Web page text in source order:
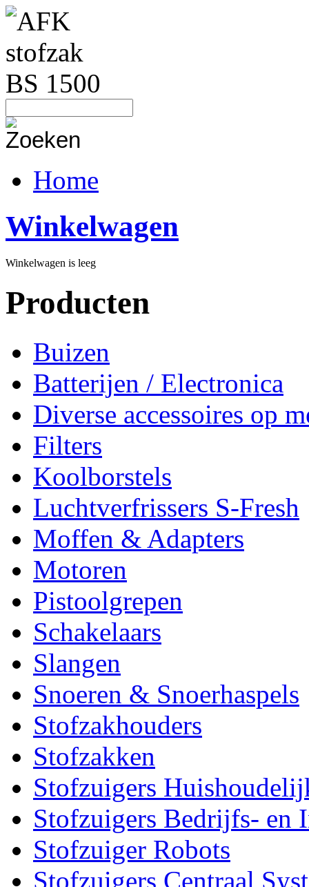
Home
Winkelwagen
Winkelwagen is leeg
Producten
Buizen
Batterijen / Electronica
Diverse accessoires op
Filters
Koolborstels
Luchtverfrissers S-Fresh
Moffen & Adapters
Motoren
Pistoolgrepen
Schakelaars
Slangen
Snoeren & Snoerhaspels
Stofzakhouders
Stofzakken
Stofzuigers
Stofzuigers Bedrijfs- en
Stofzuiger Robots
Stofzuigers Centraal